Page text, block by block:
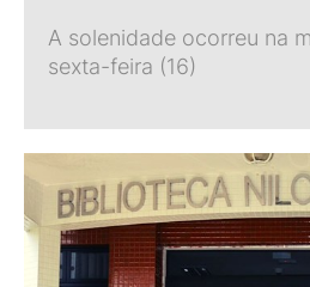
A solenidade ocorreu na
sexta-feira (16)